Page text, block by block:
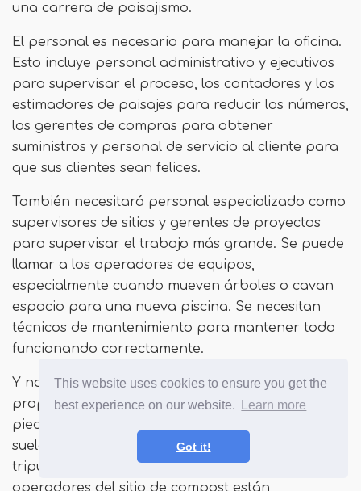
This website uses cookies to ensure you get the
best experience on our website.
Learn more
Got it!
una carrera de paisajismo.
El personal es necesario para manejar la oficina.
Esto incluye personal administrativo y ejecutivos
para supervisar el proceso, los contadores y los
estimadores de paisajes para reducir los números,
los gerentes de compras para obtener
suministros y personal de servicio al cliente para
que sus clientes sean felices.
También necesitará personal especializado como
supervisores de sitios y gerentes de proyectos
para supervisar el trabajo más grande. Se puede
llamar a los operadores de equipos,
especialmente cuando mueven árboles o cavan
espacio para una nueva piscina. Se necesitan
técnicos de mantenimiento para mantener todo
funcionando correctamente.
Y nada avanzaría sin proveedores que puedan
proporcionar una abundancia de mantillo,
piedra, compost, perlita y otras enmiendas, y
suelo de calidad, además de los conductores y la
tripulación que lo entregan. Incluso los
operadores del sitio de compost están